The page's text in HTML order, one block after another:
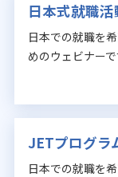
日本式就職
日本での就職を
めのウェビナーで
JETプログラ
日本での就職を